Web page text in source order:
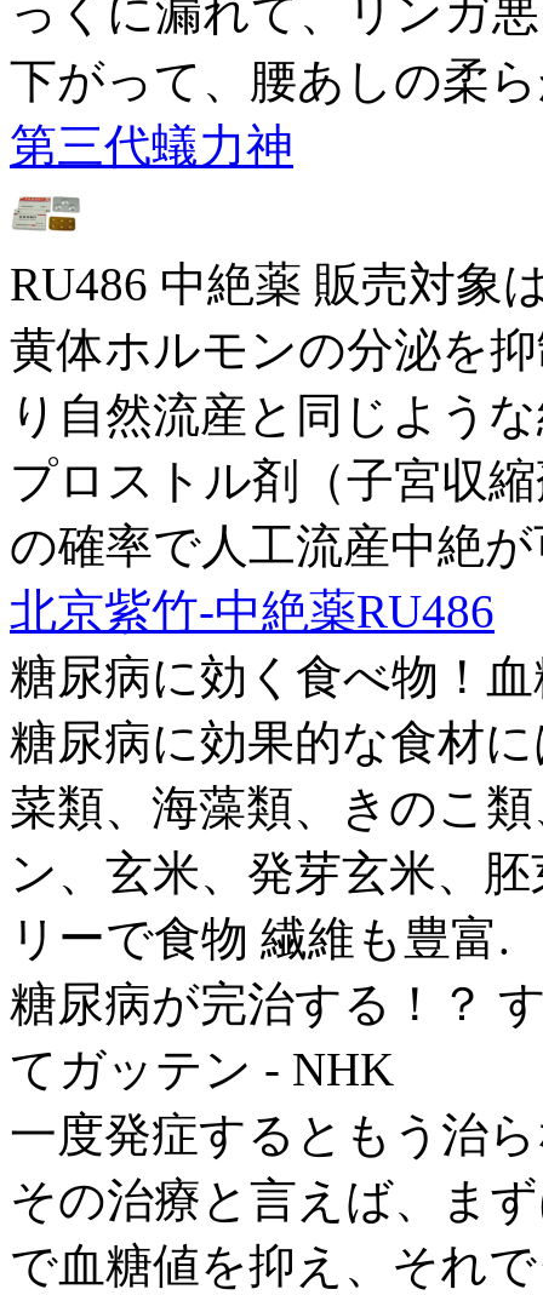
っくに漏れて、リンガ
下がって、腰あしの柔
第三代蟻力神
RU486 中絶薬 販売対象
黄体ホルモンの分泌を
り自然流産と同じよう
プロストル剤（子宮収
の確率で人工流産中絶
北京紫竹-中絶薬RU486
糖尿病に効く食べ物！
糖尿病に効果的な食材
菜類、海藻類、きのこ
ン、玄米、発芽玄米、
リーで食物 繊維も豊富.
糖尿病が完治する！？
てガッテン - NHK
一度発症するともう治
その治療と言えば、ま
で血糖値を抑え、それ